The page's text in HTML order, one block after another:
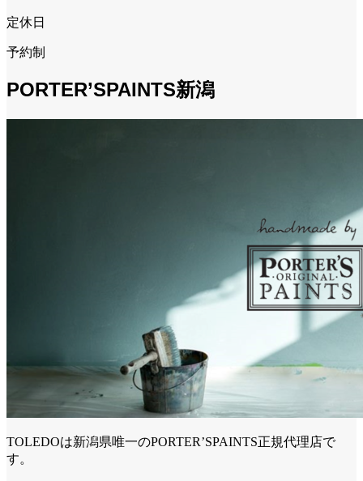
定休日
予約制
PORTER’SPAINTS新潟
TOLEDOは新潟県唯一のPORTER’SPAINTS正規代理店で
す。